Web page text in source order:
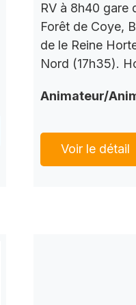
RV à 8h40 gare
Forêt de Coye,
de le Reine
Nord (17h35).
Animateur/
Voir le détail